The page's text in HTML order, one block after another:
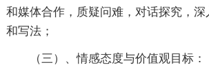
和媒体合作，质疑问难，对话探究，
和写法；
（三）、情感态度与价值观目标：